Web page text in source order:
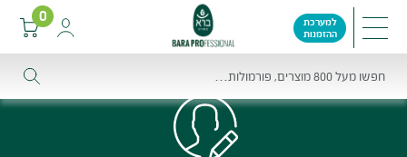
ההזמנות
עמוד הבית
עמוד הבית 0